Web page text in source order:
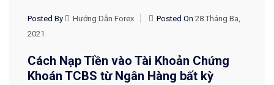
Posted By Hướng Dẫn Forex Posted On 28 Tháng Ba,
2021
Cách Nạp Tiền vào Tài Khoản Chứng
Khoán TCBS từ Ngân Hàng bất kỳ